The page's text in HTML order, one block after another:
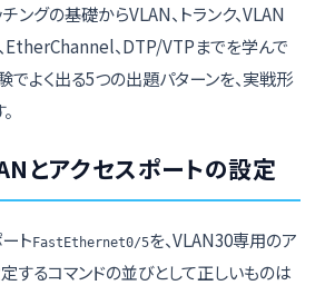
ングの基礎からVLAN、トランク、VLAN
EtherChannel、DTP/VTPまでを学んで
でよく出る5つの出題パターンを、実戦形
とアクセスポートの設定
トFastEthernet0/5を、VLAN30専用のア
するコマンドの並びとして正しいものは